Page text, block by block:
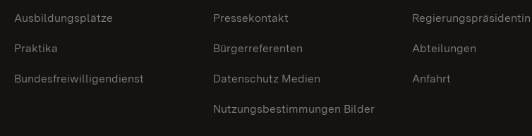
Ausbildungsplätze
Praktika
Bundesfreiwilligendienst
Pressekontakt
Bürgerreferenten
Datenschutz Medien
Nutzungsbestimmungen Bilder
Regierungspräsidentin
Abteilungen
Anfahrt